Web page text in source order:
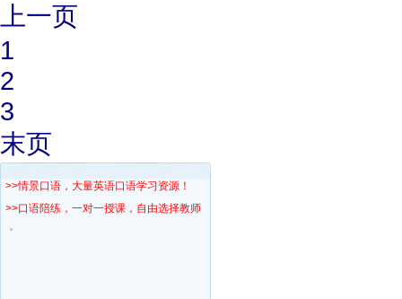
上一页
1
2
3
末页
>>情景口语，大量英语口语学习资源！
>>口语陪练，一对一授课，自由选择教师！